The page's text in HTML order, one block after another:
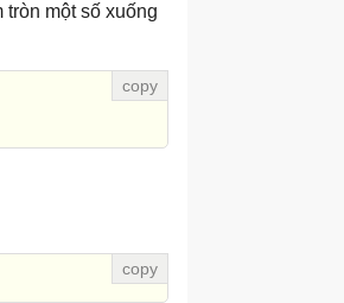
tròn một số xuống